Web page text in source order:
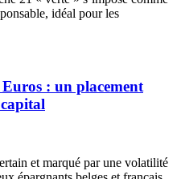
idéal pour les
Euros : un placement
et marqué par une volatilité